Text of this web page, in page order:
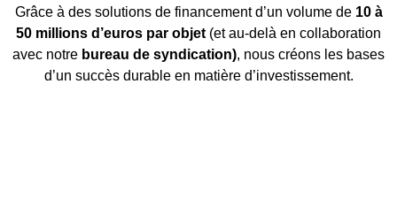
Grâce à des solutions de financement d’un volume de 10 à
50 millions d’euros par objet (et au-delà en collaboration
avec notre bureau de syndication), nous créons les bases
d’un succès durable en matière d’investissement.